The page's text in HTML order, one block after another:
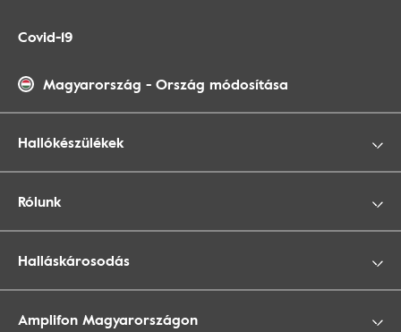
Covid-19
Magyarország - Ország módosítása
Hallókészülékek
Rólunk
Halláskárosodás
Amplifon Magyarországon